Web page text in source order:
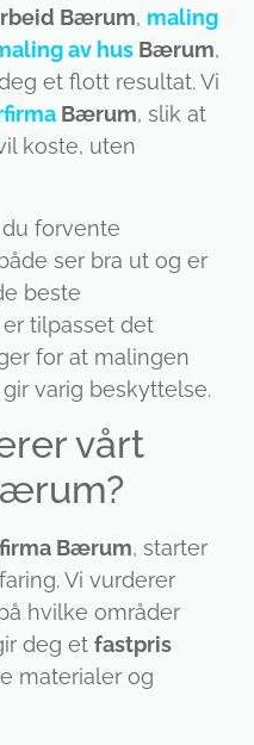
Bærum, maling
av hus Bærum,
et flott resultat. Vi
Bærum, slik at
koste, uten
forvente
ser bra ut og er
beste
tilpasset det
for at malingen
varig beskyttelse.
vårt
Bærum, starter
Vi vurderer
hvilke områder
deg et fastpris
materialer og